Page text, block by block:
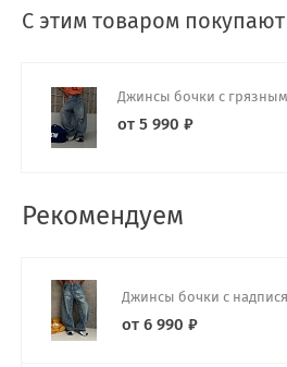
С этим товаром покупают
Джинсы бочки с
от 5 990 ₽
Рекомендуем
Джинсы бочки с
от 6 990 ₽